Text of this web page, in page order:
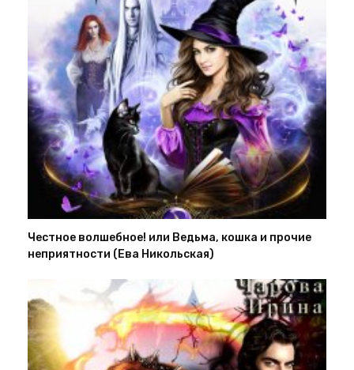
Честное волшебное! или Ведьма, кошка и прочие
неприятности (Ева Никольская)